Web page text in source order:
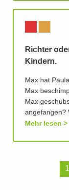
Richter
Kindern.
Max hat
Max
Max
angefangen?
Mehr lesen
1